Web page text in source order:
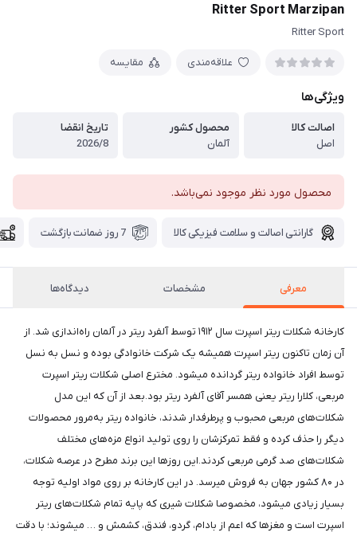
Ritter Sport Marzipan
Ritter Sport
علاقه‌مندی مقایسه
ویژگی‌ها
اصالت کالا
اصل
محصول کشور
آلمان
تاریخ انقضا
2026/8
محصول مورد نظر موجود نمی‌باشد.
گارانتی اصالت و سلامت فیزیکی کالا 7 روز ضمانت بازگشت
معرفی مشخصات دیدگاه‌ها
کارخانه شکلات ریتر اسپرت سال ۱۹۱۲ توسط آلفرد ریتر در آلمان راه‌اندازی شد. از
آن زمان تاکنون ریتر اسپرت همیشه یک شرکت خانوادگی بوده و نسل به نسل
توسط افراد خانواده‌ ریتر گردانده میشود. مخترع اصلی شکلات ریتر اسپرت
مربعی، کلارا ریتر یعنی همسر آقای آلفرد ریتر بود.بعد از آن که این مدل
شکلات‌های مربعی محبوب و پرطرفدار شدند، خانواده‌ ریتر به‌مرور محصولات
دیگر را حذف کرده و فقط تمرکزشان را روی تولید انواع مزه‌های مختلف
شکلات‌های صد گرمی مربعی کردند.این روزها این برند مطرح در عرصه شکلات،
در ۸۰ کشور جهان به فروش میرسد. در این کارخانه بر روی مواد اولیه توجه
بسیار زیادی میشود، مخصوصا شکلات شیری که پایه تمام شکلات‌های ریتر
اسپرت است و مغزها که اعم از بادام، گردو، فندق، کشمش و … میشوند؛ با دقت